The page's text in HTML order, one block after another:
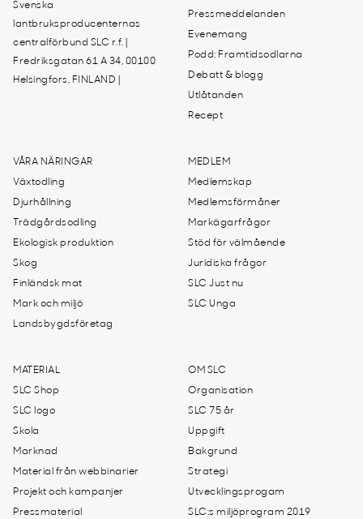
Svenska
lantbruksproducenternas
centralförbund SLC r.f. |
Fredriksgatan 61 A 34, 00100
Helsingfors, FINLAND |
Pressmeddelanden
Evenemang
Podd: Framtidsodlarna
Debatt & blogg
Utlåtanden
Recept
VÅRA NÄRINGAR
Växtodling
Djurhållning
Trädgårdsodling
Ekologisk produktion
Skog
Finländsk mat
Mark och miljö
Landsbygdsföretag
MEDLEM
Medlemskap
Medlemsförmåner
Markägarfrågor
Stöd för välmående
Juridiska frågor
SLC Just nu
SLC Unga
MATERIAL
SLC Shop
SLC logo
Skola
Marknad
Material från webbinarier
Projekt och kampanjer
Pressmaterial
OM SLC
Organisation
SLC 75 år
Uppgift
Bakgrund
Strategi
Utvecklingsprogam
SLC:s miljöprogram 2019